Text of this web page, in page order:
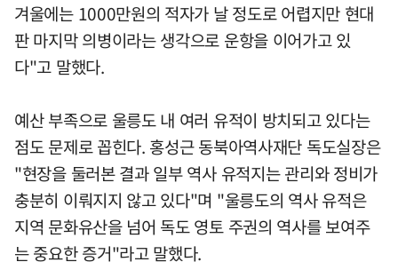
겨울에는 1000만원의 적자가 날 정도로 어렵지만 현대
판 마지막 의병이라는 생각으로 운항을 이어가고 있
다"고 말했다.
예산 부족으로 울릉도 내 여러 유적이 방치되고 있다는
점도 문제로 꼽힌다. 홍성근 동북아역사재단 독도실장은
"현장을 둘러본 결과 일부 역사 유적지는 관리와 정비가
충분히 이뤄지지 않고 있다"며 "울릉도의 역사 유적은
지역 문화유산을 넘어 독도 영토 주권의 역사를 보여주
는 중요한 증거"라고 말했다.